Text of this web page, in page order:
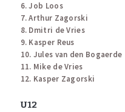
6. Job Loos
7. Arthur Zagorski
8. Dmitri de Vries
9. Kasper Reus
10. Jules van den Bogaerde
11. Mike de Vries
12. Kasper Zagorski
U12